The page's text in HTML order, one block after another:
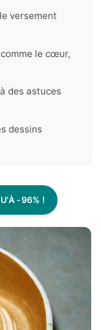
versement
le cœur,
des astuces
dessins
-96% !